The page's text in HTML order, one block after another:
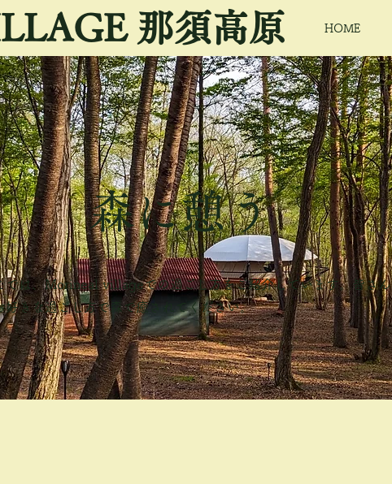
那須高原 HOME
​森に憩う
では、Morineal villageでの過ごし方をご紹介しています。皆さん
好きな過ごし方で森で癒されてください。